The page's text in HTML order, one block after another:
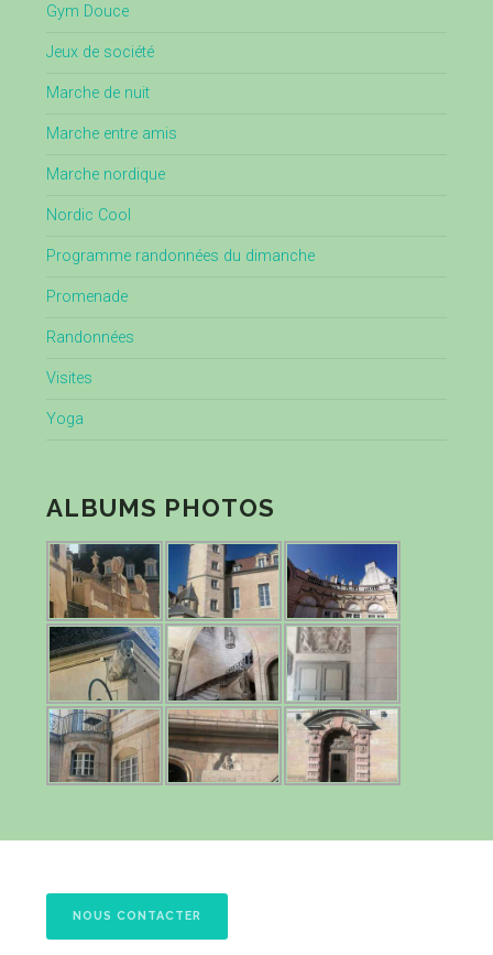
Gym Douce
Jeux de société
Marche de nuit
Marche entre amis
Marche nordique
Nordic Cool
Programme randonnées du dimanche
Promenade
Randonnées
Visites
Yoga
ALBUMS PHOTOS
NOUS CONTACTER